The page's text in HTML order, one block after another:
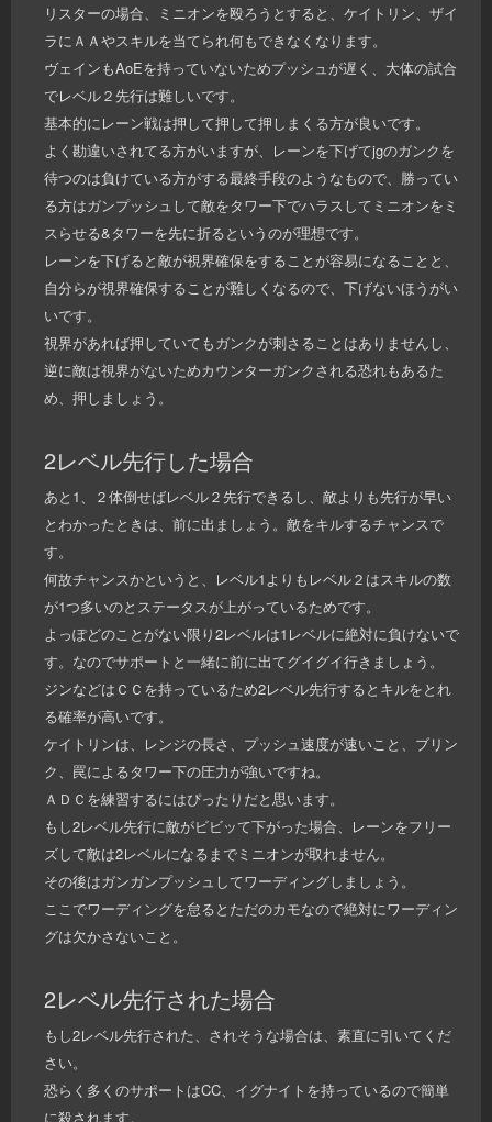
リスターの場合、ミニオンを殴ろうとすると、ケイトリン、ザイ
ラにＡＡやスキルを当てられ何もできなくなります。
ヴェインもAoEを持っていないためプッシュが遅く、大体の試合
でレベル２先行は難しいです。
基本的にレーン戦は押して押して押しまくる方が良いです。
よく勘違いされてる方がいますが、レーンを下げてjgのガンクを
待つのは負けている方がする最終手段のようなもので、勝ってい
る方はガンプッシュして敵をタワー下でハラスしてミニオンをミ
スらせる&タワーを先に折るというのが理想です。
レーンを下げると敵が視界確保をすることが容易になることと、
自分らが視界確保することが難しくなるので、下げないほうがい
いです。
視界があれば押していてもガンクが刺さることはありませんし、
逆に敵は視界がないためカウンターガンクされる恐れもあるた
め、押しましょう。
2レベル先行した場合
あと1、２体倒せばレベル２先行できるし、敵よりも先行が早い
とわかったときは、前に出ましょう。敵をキルするチャンスで
す。
何故チャンスかというと、レベル1よりもレベル２はスキルの数
が1つ多いのとステータスが上がっているためです。
よっぽどのことがない限り2レベルは1レベルに絶対に負けないで
す。なのでサポートと一緒に前に出てグイグイ行きましょう。
ジンなどはＣＣを持っているため2レベル先行するとキルをとれ
る確率が高いです。
ケイトリンは、レンジの長さ、プッシュ速度が速いこと、ブリン
ク、罠によるタワー下の圧力が強いですね。
ＡＤＣを練習するにはぴったりだと思います。
もし2レベル先行に敵がビビッて下がった場合、レーンをフリー
ズして敵は2レベルになるまでミニオンが取れません。
その後はガンガンプッシュしてワーディングしましょう。
ここでワーディングを怠るとただのカモなので絶対にワーディン
グは欠かさないこと。
2レベル先行された場合
もし2レベル先行された、されそうな場合は、素直に引いてくだ
さい。
恐らく多くのサポートはCC、イグナイトを持っているので簡単
に殺されます。